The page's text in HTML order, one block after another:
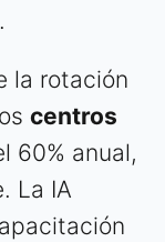
la rotación
centros
60% anual,
La IA